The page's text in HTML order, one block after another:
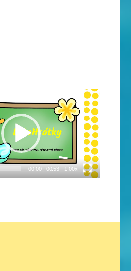
00:00 |00:53 1.00x